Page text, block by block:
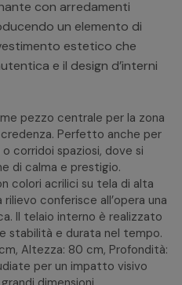
con arredamenti
un elemento di
estetico che
e il design d’interni
pezzo centrale per la zona
Perfetto anche per
corridoi spaziosi, dove si
di calma e prestigio.
colori acrilici su tela di alta
conferisce all’opera una
Il telaio interno è realizzato
stabilità e durata nel tempo.
Altezza: 80 cm, Profondità:
per un impatto visivo